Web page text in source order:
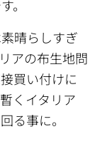
。
晴らしすぎ
アの布生地問
買い付けに
くイタリア
る事に。